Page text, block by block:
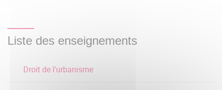
Liste des enseignements
Droit de l'urbanisme